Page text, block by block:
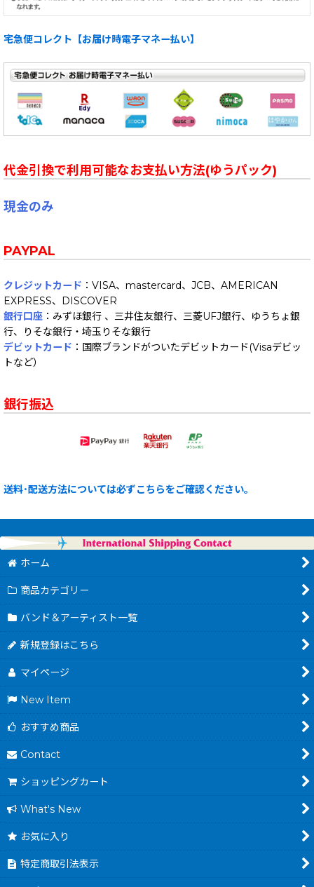
宅急便コレクト【お届け時電子マネー払い】
代金引換で利用可能なお支払い方法(ゆうパック)
現金のみ
PAYPAL
クレジットカード ：VISA、mastercard、JCB、AMERICAN
EXPRESS、DISCOVER
銀行口座 ：みずほ銀行 、三井住友銀行、三菱UFJ銀行、ゆうちょ銀
行、りそな銀行・埼玉りそな銀行
デビットカード ：国際ブランドがついたデビットカード(Visaデビッ
トなど）
銀行振込
送料･配送方法については必ずこちらをご確認ください。
ホーム
商品カテゴリー
バンド＆アーティスト一覧
新規登録はこちら
マイページ
New Item
おすすめ商品
Contact
ショッピングカート
What's New
お気に入り
特定商取引法表示